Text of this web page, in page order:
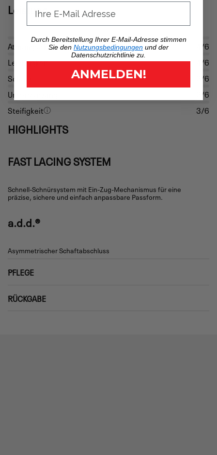
Leistung
Atmungsaktivität
4/6
Leichtigkeit
4/6
Schutz
3/6
Unterstützung
3/6
Steifigkeit
3/6
HIGHLIGHTS
FAST LACING SYSTEM
Schnell-Schnürsystem mit Ein-Zug-Mechanismus für eine
präzise, sichere und einfach anpassbare Passform.
a.d.d.®
Asymmetrischer Schaftabschluss
PFLEGE
RÜCKGABE
Durch Bereitstellung Ihrer E-Mail-Adresse stimmen
Sie den Nutzungsbedingungen und der
Datenschutzrichtlinie zu.
ANMELDEN!